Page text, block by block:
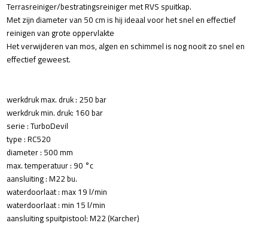
Terrasreiniger/bestratingsreiniger met RVS spuitkap.
Met zijn diameter van 50 cm is hij ideaal voor het snel en effectief
reinigen van grote oppervlakte
Het verwijderen van mos, algen en schimmel is nog nooit zo snel en
effectief geweest.
werkdruk max. druk : 250 bar
werkdruk min. druk: 160 bar
serie : TurboDevil
type : RC520
diameter : 500 mm
max. temperatuur : 90 °c
aansluiting : M22 bu.
waterdoorlaat : max 19 l/min
waterdoorlaat : min 15 l/min
aansluiting spuitpistool: M22 (Karcher)